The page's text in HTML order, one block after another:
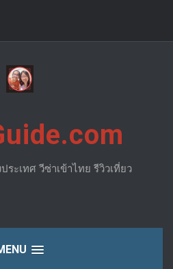
ระเทศ วีซ่าเข้าไทย รีวิวเที่ยว